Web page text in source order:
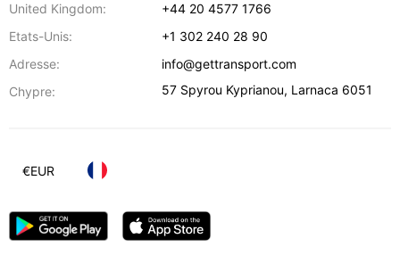
United Kingdom:
+44 20 4577 1766
Etats-Unis:
+1 302 240 28 90
Adresse:
info@gettransport.com
Chypre:
57 Spyrou Kyprianou, Larnaca 6051
€EUR